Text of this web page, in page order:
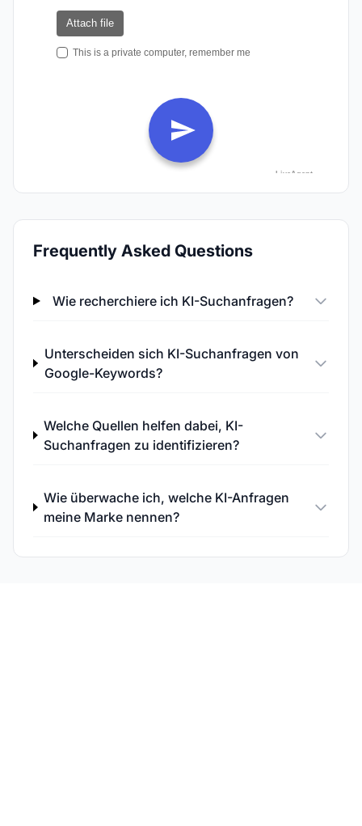
Frequently Asked Questions
Wie recherchiere ich KI-Suchanfragen?
Unterscheiden sich KI-Suchanfragen von
Google-Keywords?
Welche Quellen helfen dabei, KI-
Suchanfragen zu identifizieren?
Wie überwache ich, welche KI-Anfragen
meine Marke nennen?